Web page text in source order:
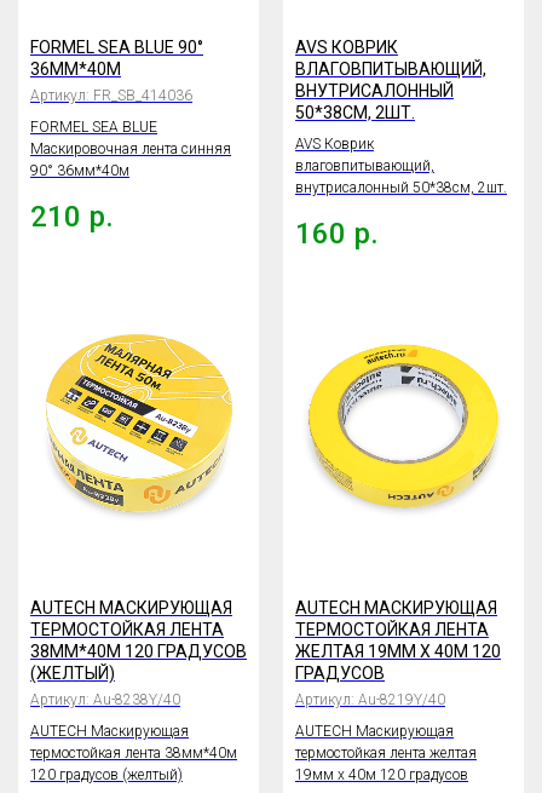
FORMEL SEA BLUE 90°
36ММ*40М
Артикул: FR_SB_414036
FORMEL SEA BLUE
Маскировочная лента синняя
90° 36мм*40м
210 р.
AVS КОВРИК
ВЛАГОВПИТЫВАЮЩИЙ,
ВНУТРИСАЛОННЫЙ
50*38СМ, 2ШТ.
AVS Коврик
влаговпитывающий,
внутрисалонный 50*38см, 2шт.
160 р.
AUTECH МАСКИРУЮЩАЯ
ТЕРМОСТОЙКАЯ ЛЕНТА
38ММ*40М 120 ГРАДУСОВ
(ЖЕЛТЫЙ)
Артикул: Au-8238Y/40
AUTECH Маскирующая
термостойкая лента 38мм*40м
120 градусов (желтый)
AUTECH МАСКИРУЮЩАЯ
ТЕРМОСТОЙКАЯ ЛЕНТА
ЖЕЛТАЯ 19ММ X 40М 120
ГРАДУСОВ
Артикул: Au-8219Y/40
AUTECH Маскирующая
термостойкая лента желтая
19мм x 40м 120 градусов